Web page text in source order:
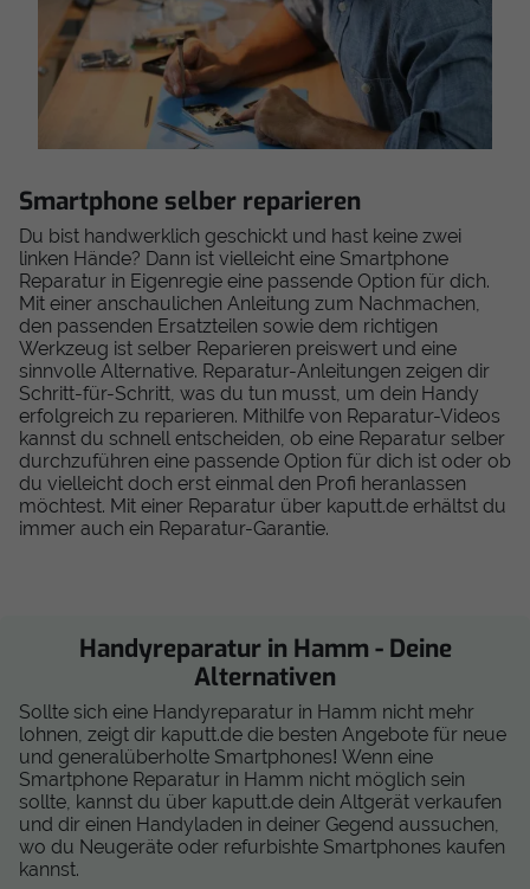
Smartphone selber reparieren
Du bist handwerklich geschickt und hast keine zwei
linken Hände? Dann ist vielleicht eine Smartphone
Reparatur in Eigenregie eine passende Option für dich.
Mit einer anschaulichen Anleitung zum Nachmachen,
den passenden Ersatzteilen sowie dem richtigen
Werkzeug ist selber Reparieren preiswert und eine
sinnvolle Alternative. Reparatur-Anleitungen zeigen dir
Schritt-für-Schritt, was du tun musst, um dein Handy
erfolgreich zu reparieren. Mithilfe von Reparatur-Videos
kannst du schnell entscheiden, ob eine Reparatur selber
durchzuführen eine passende Option für dich ist oder ob
du vielleicht doch erst einmal den Profi heranlassen
möchtest. Mit einer Reparatur über kaputt.de erhältst du
immer auch ein Reparatur-Garantie.
Handyreparatur in Hamm - Deine
Alternativen
Sollte sich eine Handyreparatur in Hamm nicht mehr
lohnen, zeigt dir kaputt.de die besten Angebote für neue
und generalüberholte Smartphones! Wenn eine
Smartphone Reparatur in Hamm nicht möglich sein
sollte, kannst du über kaputt.de dein Altgerät verkaufen
und dir einen Handyladen in deiner Gegend aussuchen,
wo du Neugeräte oder refurbishte Smartphones kaufen
kannst.